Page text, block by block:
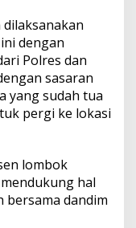
dengan
Polres dan
sasaran
yang sudah tua
pergi ke lokasi
lombok
hal
dandim